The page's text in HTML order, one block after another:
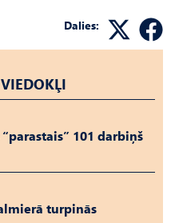
Dalies:
101 darbiņš
turpinās